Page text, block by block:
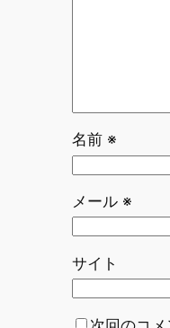
名前 ※
メール ※
サイト